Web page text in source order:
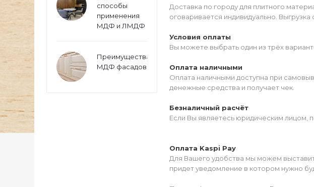
способы
применения
МДФ и ЛМДФ
Преимущества
МДФ фасадов
Доставка по городу для плитного
оговаривается индивидуально.
Условия оплаты
Вы можете выбрать один из трёх
Оплата наличными
Оплата наличными доступна при
денежные средства и получает чек.
Безналичный расчёт
Если Вы являетесь юридическим лицом,
Оплата Kaspi Pay
Для Вашего удобства мы можем
придет уведомление в котором нужно